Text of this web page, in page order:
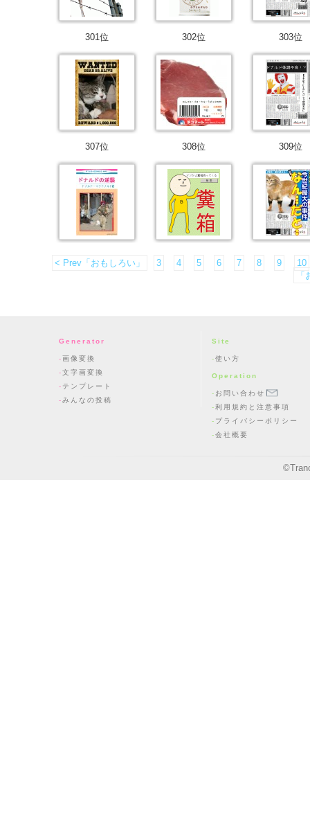
301位 302位 303位
307位 308位 309位
< Prev「おもしろい」 3 4 5 6 7 8 9
10
Generator
画像変換
文字画変換
テンプレート
みんなの投稿
Site
使い方
Operation
お問い合わせ
利用規約と注意事項
プライバシーポリシー
会社概要
©